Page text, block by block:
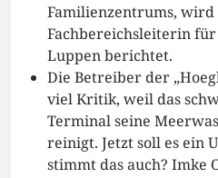
Familienzentrums, wird
Fachbereichsleiterin für
Luppen berichtet.
Die Betreiber der
viel Kritik, weil das
Terminal seine
reinigt. Jetzt soll es ein
stimmt das auch? Imke